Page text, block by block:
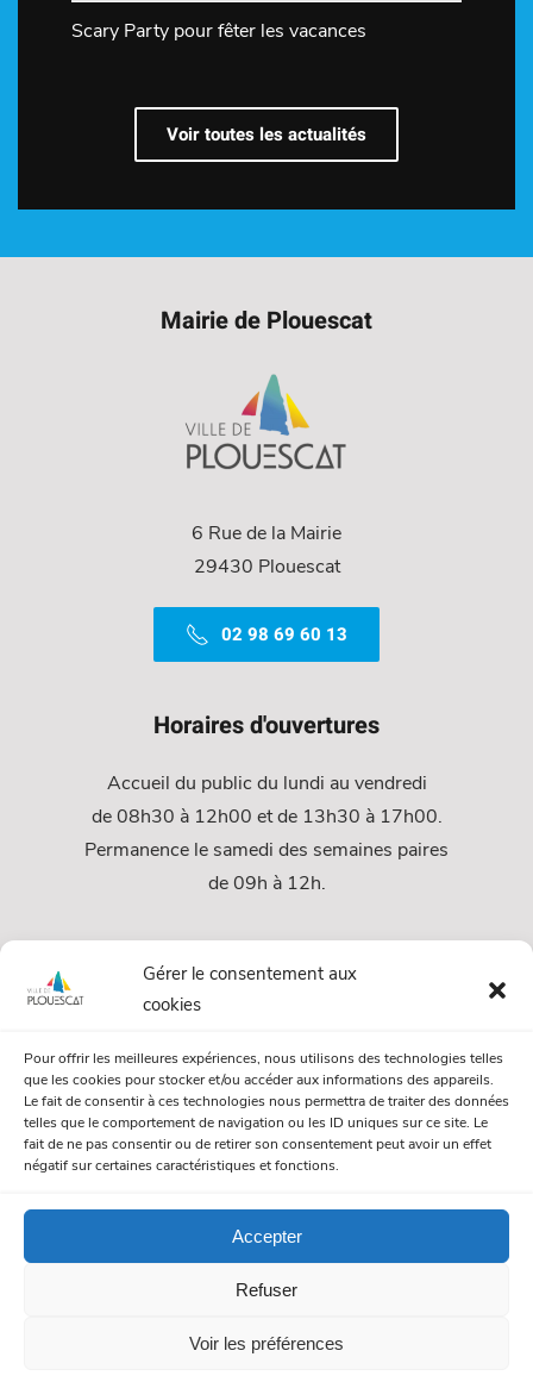
Gérer le consentement aux
cookies
Pour offrir les meilleures expériences, nous utilisons des technologies telles
que les cookies pour stocker et/ou accéder aux informations des appareils.
Le fait de consentir à ces technologies nous permettra de traiter des données
telles que le comportement de navigation ou les ID uniques sur ce site. Le
fait de ne pas consentir ou de retirer son consentement peut avoir un effet
négatif sur certaines caractéristiques et fonctions.
Accepter
Refuser
Voir les préférences
Scary Party pour fêter les vacances
Voir toutes les actualités
Mairie de Plouescat
6 Rue de la Mairie
29430 Plouescat
02 98 69 60 13
Horaires d'ouvertures
Accueil du public du lundi au vendredi
de 08h30 à 12h00 et de 13h30 à 17h00.
Permanence le samedi des semaines paires
de 09h à 12h.
Services
Urbanisme
Papiers et citoyenneté
Numéros Utiles
© Mairie de Plouescat. Tous droits réservés. /Mentions légales
Politique de gestion des cookies/Politique de confidentialité